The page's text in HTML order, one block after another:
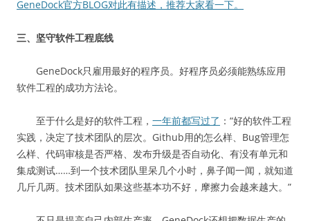
GeneDock官方BLOG对此有描述，推荐大家看一下。
三、坚守软件工程底线
GeneDock只雇用最好的程序员。好程序员必须能熟练应用
软件工程的成功方法论。
至于什么是好的软件工程， 一年前都写过了 ：“好的软件工程
实践，决定了技术团队的层次。Github用的怎么样、Bug管理怎
么样、代码审核是否严格、发布升级是否自动化、有没有单元和
集成测试……到一个技术团队里呆几个小时，鼻子闻一闻，就知道
几斤几两。技术团队如果这些基本功不好，摩擦力会越来越大。”